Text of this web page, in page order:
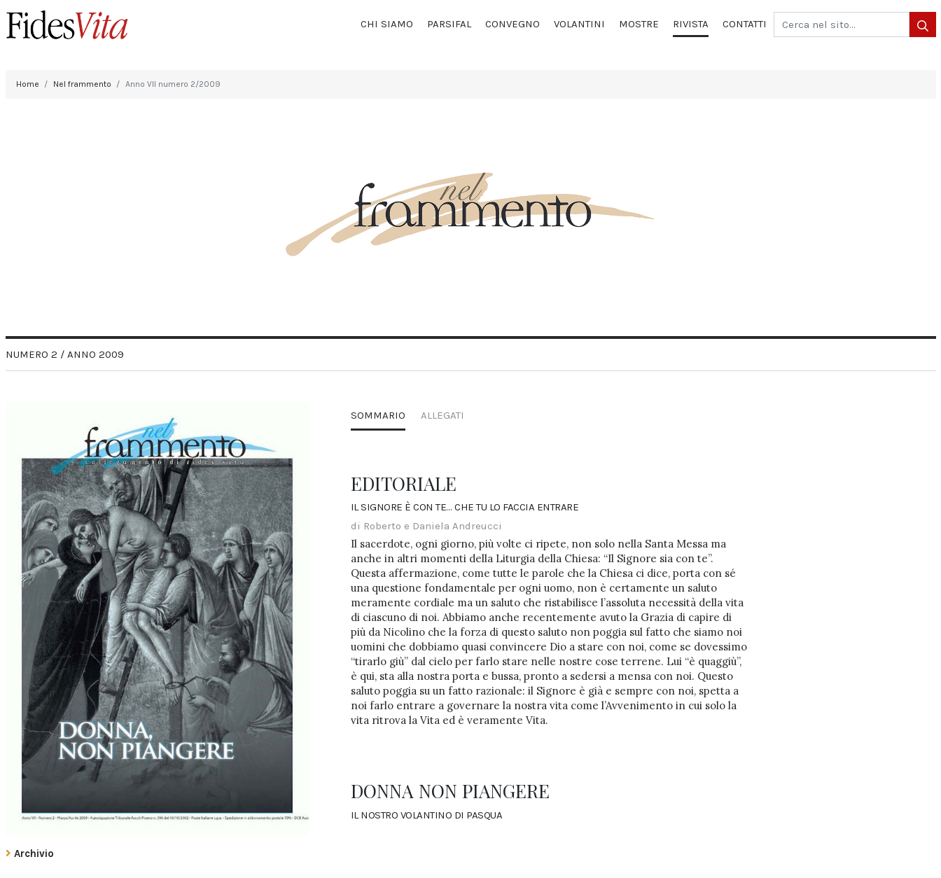
CHI SIAMO PARSIFAL CONVEGNO VOLANTINI MOSTRE RIVISTA CONTATTI
Home Nel frammento Anno VII numero 2/2009
NUMERO 2 / ANNO 2009
Archivio
SOMMARIO ALLEGATI
EDITORIALE
IL SIGNORE È CON TE… CHE TU LO FACCIA ENTRARE
di Roberto e Daniela Andreucci
Il sacerdote, ogni giorno, più volte ci ripete, non solo nella Santa Messa ma
anche in altri momenti della Liturgia della Chiesa: “Il Signore sia con te”.
Questa affermazione, come tutte le parole che la Chiesa ci dice, porta con sé
una questione fondamentale per ogni uomo, non è certamente un saluto
meramente cordiale ma un saluto che ristabilisce l’assoluta necessità della vita
di ciascuno di noi. Abbiamo anche recentemente avuto la Grazia di capire di
più da Nicolino che la forza di questo saluto non poggia sul fatto che siamo noi
uomini che dobbiamo quasi convincere Dio a stare con noi, come se dovessimo
“tirarlo giù” dal cielo per farlo stare nelle nostre cose terrene. Lui “è quaggiù”,
è qui, sta alla nostra porta e bussa, pronto a sedersi a mensa con noi. Questo
saluto poggia su un fatto razionale: il Signore è già e sempre con noi, spetta a
noi farlo entrare a governare la nostra vita come l’Avvenimento in cui solo la
vita ritrova la Vita ed è veramente Vita.
DONNA NON PIANGERE
IL NOSTRO VOLANTINO DI PASQUA